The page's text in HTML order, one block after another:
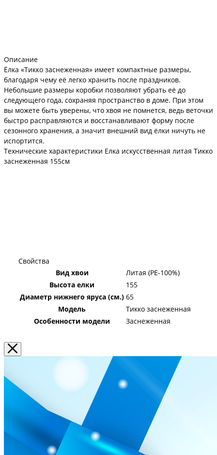
Описание
Ёлка «Тикко заснеженная» имеет компактные размеры,
благодаря чему её легко хранить после праздников.
Небольшие размеры коробки позволяют убрать её до
следующего года, сохраняя пространство в доме. При этом
вы можете быть уверены, что хвоя не помнется, ведь веточки
быстро расправляются и восстанавливают форму после
сезонного хранения, а значит внешний вид ёлки ничуть не
испортится.
Технические характеристики Елка искусственная литая Тикко
заснеженная 155см
Свойства
Вид хвои
Литая (PE-100%)
Высота елки
155
Диаметр нижнего яруса (см.) 65
Модель
Тикко заснеженная
Особенности модели
Заснеженная